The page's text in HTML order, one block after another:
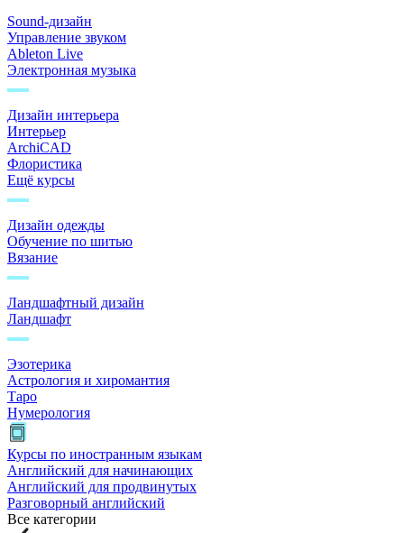
Sound-дизайн
Управление звуком
Ableton Live
Электронная музыка
Дизайн интерьера
Интерьер
ArchiCAD
Флористика
Ещё курсы
Дизайн одежды
Обучение по шитью
Вязание
Ландшафтный дизайн
Ландшафт
Эзотерика
Астрология и хиромантия
Таро
Нумерология
Курсы по иностранным языкам
Английский для начинающих
Английский для продвинутых
Разговорный английский
Все категории